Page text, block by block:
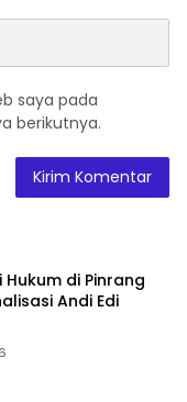
saya pada
berikutnya.
di Pinrang
Andi Edi